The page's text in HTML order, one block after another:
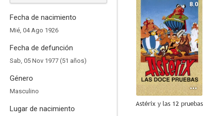
Fecha de nacimiento
Mié, 04 Ago 1926
Fecha de defunción
Sab, 05 Nov 1977 (51 años)
Género
Masculino
Lugar de nacimiento
8.0
Astérix y las 12 pruebas